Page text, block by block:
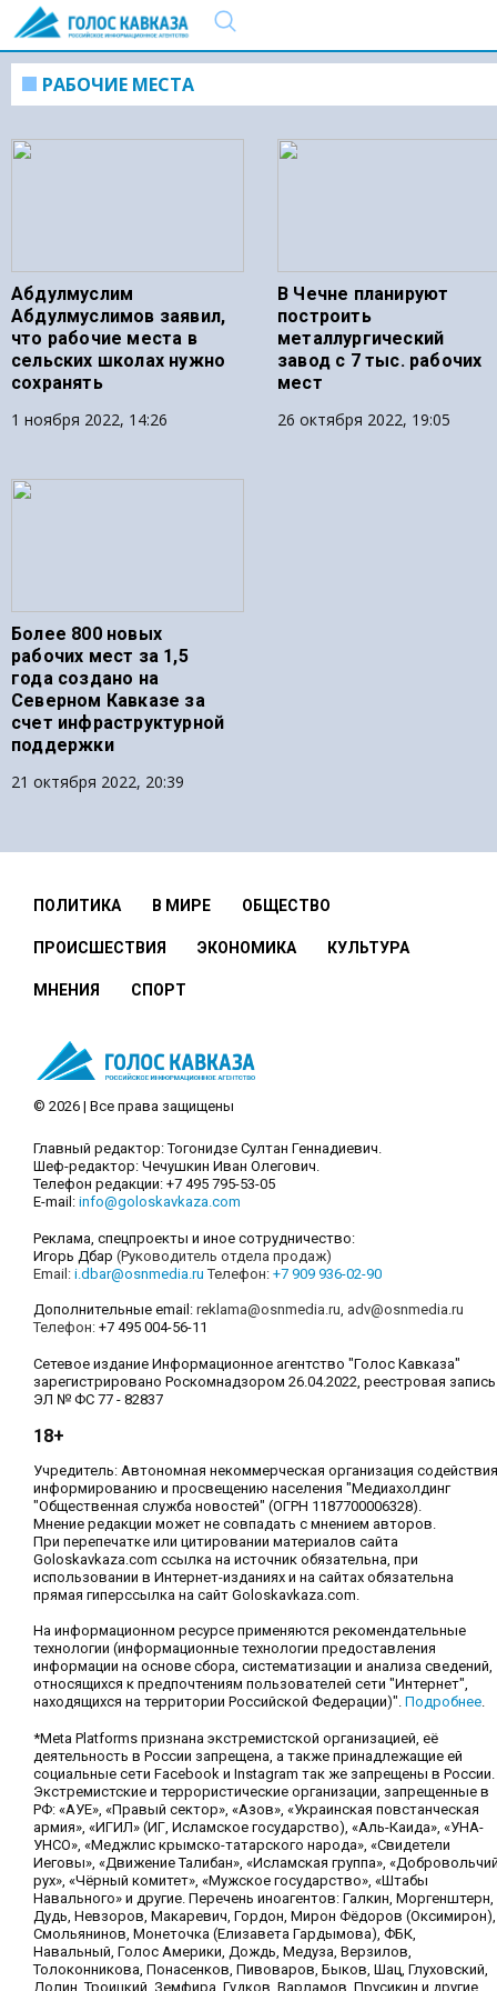
РАБОЧИЕ МЕСТА
Абдулмуслим
Абдулмуслимов заявил,
что рабочие места в
сельских школах нужно
сохранять
1 ноября 2022, 14:26
В Чечне планируют
построить
металлургический
завод с 7 тыс. рабочих
мест
26 октября 2022, 19:05
Более 800 новых
рабочих мест за 1,5
года создано на
Северном Кавказе за
счет инфраструктурной
поддержки
21 октября 2022, 20:39
ПОЛИТИКА В МИРЕ ОБЩЕСТВО
ПРОИСШЕСТВИЯ ЭКОНОМИКА КУЛЬТУРА
МНЕНИЯ СПОРТ
© 2026 | Все права защищены
Главный редактор: Тогонидзе Султан Геннадиевич.
Шеф-редактор: Чечушкин Иван Олегович.
Телефон редакции: +7 495 795-53-05
E-mail: info@goloskavkaza.com
Реклама, спецпроекты и иное сотрудничество:
Игорь Дбар (Руководитель отдела продаж)
Email: i.dbar@osnmedia.ru Телефон: +7 909 936-02-90
Дополнительные email: reklama@osnmedia.ru, adv@osnmedia.ru
Телефон: +7 495 004-56-11
Сетевое издание Информационное агентство "Голос Кавказа"
зарегистрировано Роскомнадзором 26.04.2022, реестровая запись
ЭЛ № ФС 77 - 82837
18+
Учредитель: Автономная некоммерческая организация содействия
информированию и просвещению населения "Медиахолдинг
"Общественная служба новостей" (ОГРН 1187700006328).
Мнение редакции может не совпадать с мнением авторов.
При перепечатке или цитировании материалов сайта
Goloskavkaza.com ссылка на источник обязательна, при
использовании в Интернет-изданиях и на сайтах обязательна
прямая гиперссылка на сайт Goloskavkaza.com.
На информационном ресурсе применяются рекомендательные
технологии (информационные технологии предоставления
информации на основе сбора, систематизации и анализа сведений,
относящихся к предпочтениям пользователей сети "Интернет",
находящихся на территории Российской Федерации)". Подробнее.
*Meta Platforms признана экстремистской организацией, её
деятельность в России запрещена, а также принадлежащие ей
социальные сети Facebook и Instagram так же запрещены в России.
Экстремистские и террористические организации, запрещенные в
РФ: «АУЕ», «Правый сектор», «Азов», «Украинская повстанческая
армия», «ИГИЛ» (ИГ, Исламское государство), «Аль-Каида», «УНА-
УНСО», «Меджлис крымско-татарского народа», «Свидетели
Иеговы», «Движение Талибан», «Исламская группа»,
рух», «Чёрный комитет», «Мужское государство», «Штабы
Навального» и другие. Перечень иноагентов: Галкин, Моргенштерн,
Дудь, Невзоров, Макаревич, Гордон, Мирон Фёдоров (Оксимирон),
Смольянинов, Монеточка (Елизавета Гардымова), ФБК,
Навальный, Голос Америки, Дождь, Медуза, Верзилов,
Толоконникова, Понасенков, Пивоваров, Быков, Шац, Глуховский,
Долин, Троицкий, Земфира, Гудков, Варламов, Прусикин и другие.